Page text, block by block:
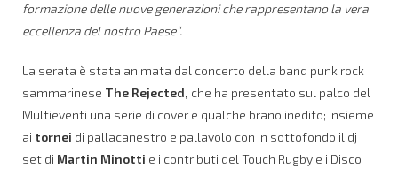
formazione delle nuove generazioni che rappresentano la vera
eccellenza del nostro Paese”.
La serata è stata animata dal concerto della band punk rock
sammarinese The Rejected, che ha presentato sul palco del
Multieventi una serie di cover e qualche brano inedito; insieme
ai tornei di pallacanestro e pallavolo con in sottofondo il dj
set di Martin Minotti e i contributi del Touch Rugby e i Disco